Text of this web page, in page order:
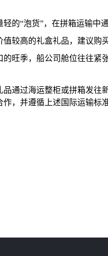
的“泡货”，在拼箱运输中
较高的礼盒礼品，建议购
旺季，船公司舱位往往紧
通过海运整柜或拼箱发往
，并遵循上述国际运输标